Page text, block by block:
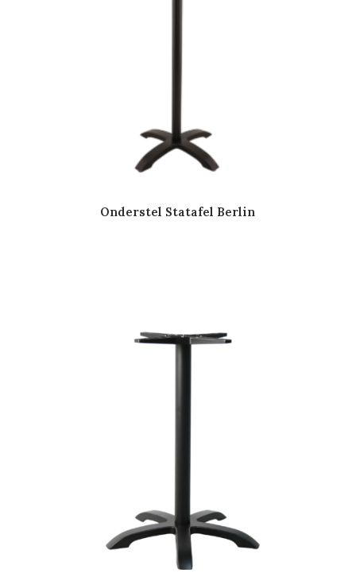
Onderstel Statafel Berlin